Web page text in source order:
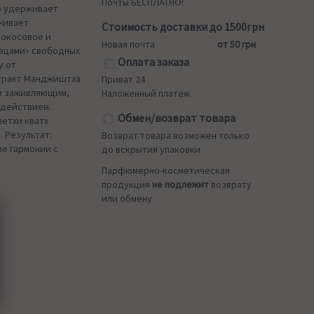
удерживает
и
свободных
от
Манджиштха
заживляющим,
кватх
гармонии с
Стоимость доставки до 1500грн
Новая почта от 50 грн
Оплата заказа
Приват 24
Наложенный платеж
Обмен/возврат товара
Возврат товара возможен только
до вскрытия упаковки
Парфюмерно-косметическая
продукция не подлежит возврату
или обмену